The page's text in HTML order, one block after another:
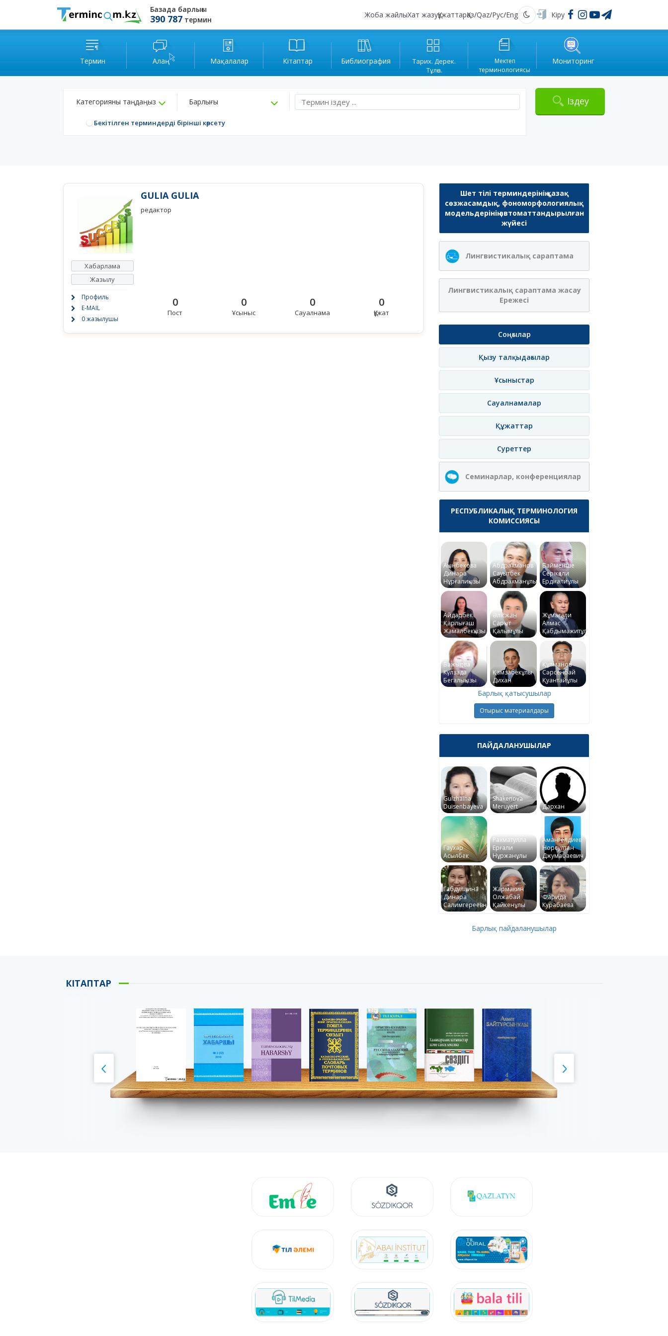
Базада барлығы
390 787 термин
Жоба жайлыХат жазуҚұжаттарҚаз/Qaz/Рус/Eng Қараңғы Кіру
Термин Алаң Мақалалар Кітаптар Библиография
Тарих. Дерек.
Тұлға.
Мектеп
терминологиясы
Мониторинг
Категорияны таңдаңыз Барлығы
Бекітілген терминдерді бірінші көрсету
Іздеу
Хабарлама
Жазылу
Профиль
E-MAIL
0 жазылушы
GULIA GULIA
редактор
0
Пост
0
Ұсыныс
0
Сауалнама
0
Құжат
Шет тілі терминдерінің қазақ
сөзжасамдық, фономорфологиялық
модельдерінің автоматтандырылған
жүйесі
Лингвистикалық сараптама
Лингвистикалық сараптама жасау
Ережесі
Соңғылар
Қызу талқыдағылар
Ұсыныстар
Сауалнамалар
Құжаттар
Суреттер
Семинарлар, конференциялар
РЕСПУБЛИКАЛЫҚ ТЕРМИНОЛОГИЯ
КОМИССИЯСЫ
Ақынбекова
Динара
Нұрғалиқызы
Абдрахманов
Сауытбек
Абдрахманұлы
Байменше
Серікқали
Ердіғалиұлы
Айдарбек
Қарлығаш
Жамалбекқызы
Әлісжан
Сарқыт
Қалымұлы
Жұмағали
Алмас
Қабдымәжитұлы
Бажықова
Күлзада
Бегалықызы
Қамзабекұлы
Дихан
Құлманов
Сәрсенбай
Қуантайұлы
Барлық қатысушылар
Отырыс материалдары
ПАЙДАЛАНУШЫЛАР
Gulzhaina
Duisenbayeva
Shakenova
Meruyert
Дархан
Гаухар
Асылбек
Рахматулла
Ерғали
Нұржанұлы
Амангелдиев
Норсултан
Джумабаевич
Габдуллина
Динара
Салимгереевна
Жармакин
Олжабай
Қайкенұлы
Фарида
Курабаева
Барлық пайдаланушылар
КІТАПТАР